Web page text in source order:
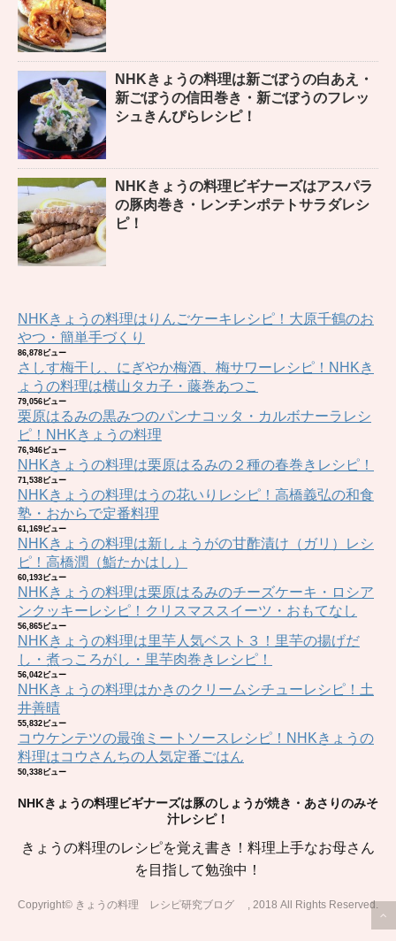
NHKきょうの料理は新ごぼうの白あえ・
新ごぼうの信田巻き・新ごぼうのフレッ
シュきんぴらレシピ！
NHKきょうの料理ビギナーズはアスパラ
の豚肉巻き・レンチンポテトサラダレシ
ピ！
NHKきょうの料理はりんごケーキレシピ！大原千鶴のお
やつ・簡単手づくり
86,878ビュー
さしす梅干し、にぎやか梅酒、梅サワーレシピ！NHKき
ょうの料理は横山タカ子・藤巻あつこ
79,056ビュー
栗原はるみの黒みつのパンナコッタ・カルボナーラレシ
ピ！NHKきょうの料理
76,946ビュー
NHKきょうの料理は栗原はるみの２種の春巻きレシピ！
71,538ビュー
NHKきょうの料理はうの花いりレシピ！高橋義弘の和食
塾・おからで定番料理
61,169ビュー
NHKきょうの料理は新しょうがの甘酢漬け（ガリ）レシ
ピ！高橋潤（鮨たかはし）
60,193ビュー
NHKきょうの料理は栗原はるみのチーズケーキ・ロシア
ンクッキーレシピ！クリスマススイーツ・おもてなし
56,865ビュー
NHKきょうの料理は里芋人気ベスト３！里芋の揚げだ
し・煮っころがし・里芋肉巻きレシピ！
56,042ビュー
NHKきょうの料理はかきのクリームシチューレシピ！土
井善晴
55,832ビュー
コウケンテツの最強ミートソースレシピ！NHKきょうの
料理はコウさんちの人気定番ごはん
50,338ビュー
NHKきょうの料理ビギナーズは豚のしょうが焼き・あさりのみそ
汁レシピ！
きょうの料理のレシピを覚え書き！料理上手なお母さん
を目指して勉強中！
Copyright© きょうの料理 レシピ研究ブログ , 2018 All Rights Reserved.